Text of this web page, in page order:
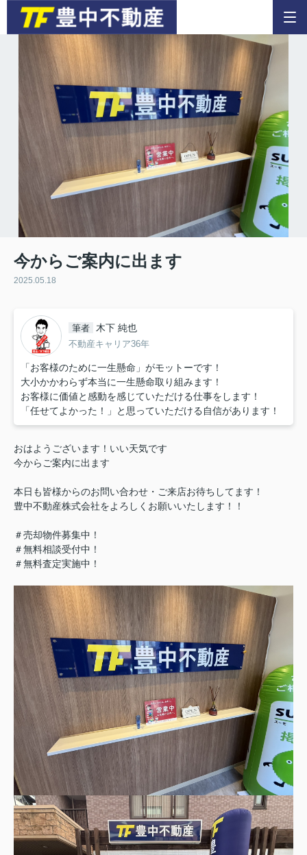
今からご案内に出ます
2025.05.18
筆者 木下 純也
不動産キャリア36年
「お客様のために一生懸命」がモットーです！
大小かかわらず本当に一生懸命取り組みます！
お客様に価値と感動を感じていただける仕事をします！
「任せてよかった！」と思っていただける自信があります！
おはようございます！いい天気です
今からご案内に出ます
本日も皆様からのお問い合わせ・ご来店お待ちしてます！
豊中不動産株式会社をよろしくお願いいたします！！
＃売却物件募集中！
＃無料相談受付中！
＃無料査定実施中！